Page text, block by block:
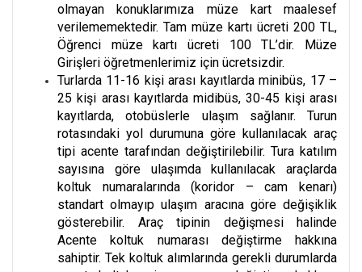
olmayan konuklarımıza müze kart maalesef
verilememektedir. Tam müze kartı ücreti 200 TL,
Öğrenci müze kartı ücreti 100 TL’dir. Müze
Girişleri öğretmenlerimiz için ücretsizdir.
Turlarda 11-16 kişi arası kayıtlarda minibüs, 17 –
25 kişi arası kayıtlarda midibüs, 30-45 kişi arası
kayıtlarda, otobüslerle ulaşım sağlanır. Turun
rotasındaki yol durumuna göre kullanılacak araç
tipi acente tarafından değiştirilebilir. Tura katılım
sayısına göre ulaşımda kullanılacak araçlarda
koltuk numaralarında (koridor – cam kenarı)
standart olmayıp ulaşım aracına göre değişiklik
gösterebilir. Araç tipinin değişmesi halinde
Acente koltuk numarası değiştirme hakkına
sahiptir. Tek koltuk alımlarında gerekli durumlarda